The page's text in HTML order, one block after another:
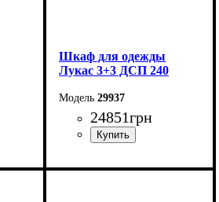
Шкаф для одежды
Лукас 3+3 ДСП 240
29937
24851грн
Ширина: 240 см